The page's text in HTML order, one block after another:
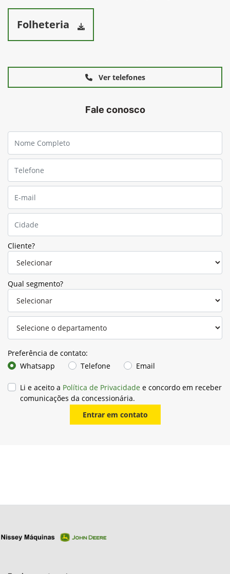
Folheteria
Ver telefones
Fale conosco
Cliente?
Qual segmento?
Preferência de contato:
Whatsapp
Telefone Email
Li e aceito a Política de Privacidade e concordo em receber
comunicações da concessionária.
Entrar em contato